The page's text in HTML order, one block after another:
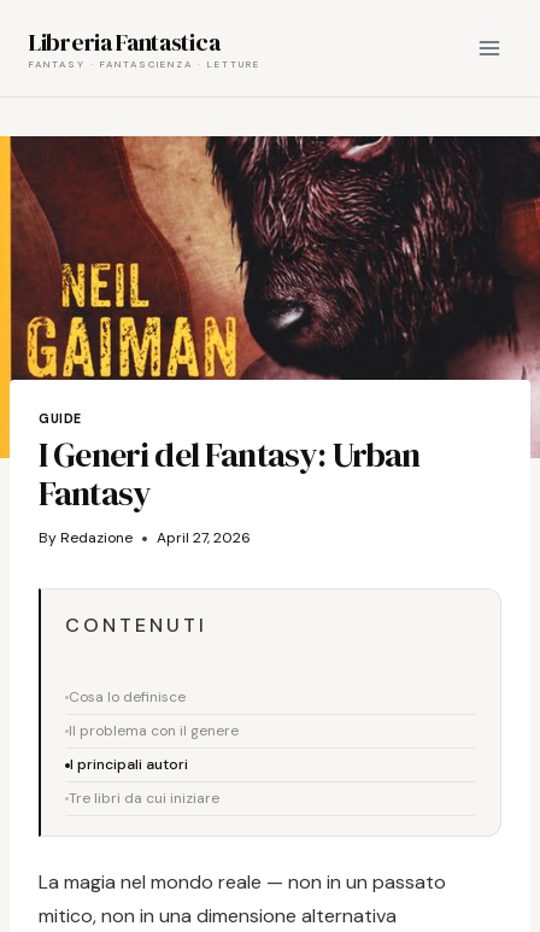
content
Libreria Fantastica
GUIDE
I Generi del Fantasy: Urban
Fantasy
ByRedazione April 27, 2026
CONTENUTI
Cosa lo definisce
Il problema con il genere
I principali autori
Tre libri da cui iniziare
La magia nel mondo reale — non in un passato
mitico, non in una dimensione alternativa